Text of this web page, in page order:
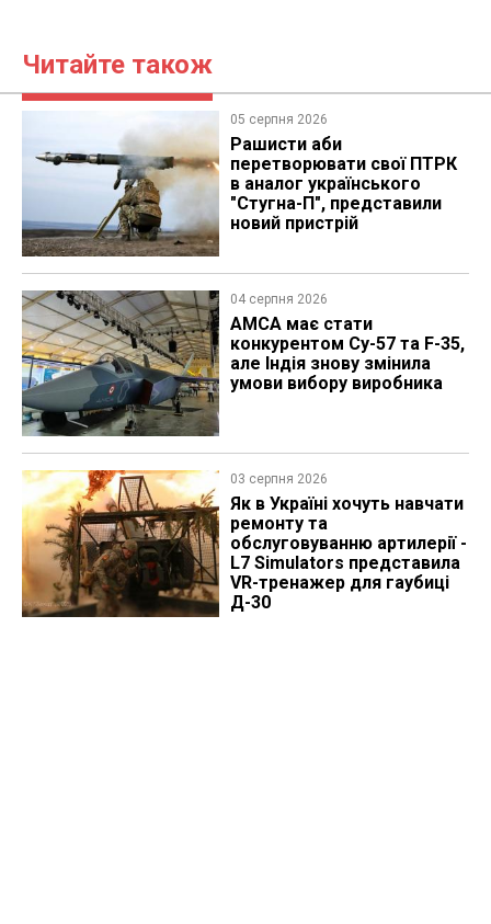
Читайте також
05 серпня 2026
Рашисти аби
перетворювати свої ПТРК
в аналог українського
"Стугна-П", представили
новий пристрій
04 серпня 2026
AMCA має стати
конкурентом Су-57 та F-35,
але Індія знову змінила
умови вибору виробника
03 серпня 2026
Як в Україні хочуть навчати
ремонту та
обслуговуванню артилерії -
L7 Simulators представила
VR-тренажер для гаубиці
Д-30